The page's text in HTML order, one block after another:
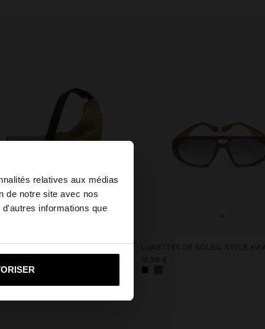
relatives aux médias
de notre site avec nos
informations que
×
United States?
vers United States
+
LUNETTES DE SOLEIL STYLE
19,99 €